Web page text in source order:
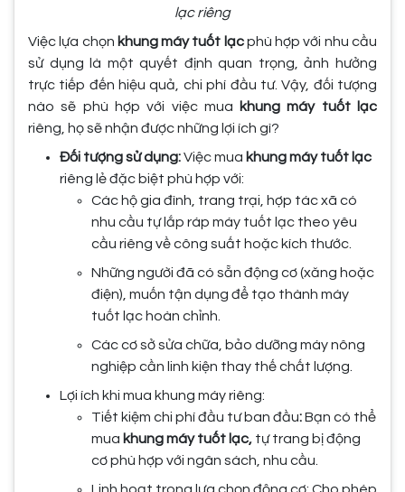
lạc riêng
Việc lựa chọn khung máy tuốt lạcphù hợp với nhu cầu
sử dụng là một quyết định quan trọng, ảnh hưởng
trực tiếp đến hiệu quả, chi phí đầu tư. Vậy, đối tượng
nào sẽ phù hợp với việc mua khung máy tuốt lạc
riêng, họ sẽ nhận được những lợi ích gì?
Đối tượng sử dụng:Việc mua khung máy tuốt lạc
riêng lẻ đặc biệt phù hợp với:
Các hộ gia đình, trang trại, hợp tác xã có
nhu cầu tự lắp ráp máy tuốt lạc theo yêu
cầu riêng về công suất hoặc kích thước.
Những người đã có sẵn động cơ (xăng hoặc
điện), muốn tận dụng để tạo thành máy
tuốt lạc hoàn chỉnh.
Các cơ sở sửa chữa, bảo dưỡng máy nông
nghiệp cần linh kiện thay thế chất lượng.
Lợi ích khi mua khung máy riêng:
Tiết kiệm chi phí đầu tư ban đầu:Bạn có thể
mua khung máy tuốt lạc, tự trang bị động
cơ phù hợp với ngân sách, nhu cầu.
Linh hoạt trong lựa chọn động cơ: Cho phép